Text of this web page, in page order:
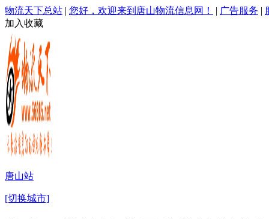
物流天下总站 | 您好，欢迎来到唐山物流信息网！ | 广告服务 |
加入收藏
唐山站
[切换城市]